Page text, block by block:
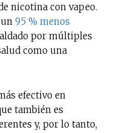
nicotina con vapeo.
95 % menos
por múltiples
como una
efectivo en
también es
y, por lo tanto,